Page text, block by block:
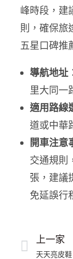
峰時段，建
則，確保旅
五星口碑推
導航地址
里大同一
適用路線
道或中華
開車注意
交通規則
張，建議
免延誤行
上一家